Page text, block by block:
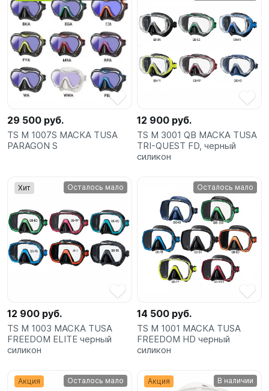
Детям
Бассейн
SUP-
сёрфинг
Подарочные
Карты
Акции
29 500 руб.
TS M 1007S МАСКА TUSA
PARAGON S
12 900 руб.
TS M 3001 QB МАСКА TUSA
TRI-QUEST FD, черный
силикон
Хит Осталось мало
12 900 руб.
TS M 1003 МАСКА TUSA
FREEDOM ELITE черный
силикон
Осталось мало
14 500 руб.
TS M 1001 МАСКА TUSA
FREEDOM HD черный
силикон
Акция Осталось мало Акция В наличии